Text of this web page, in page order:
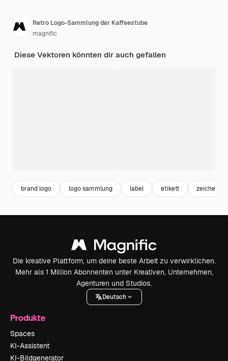
Retro Logo-Sammlung der Kaffeestube
magnific
Diese Vektoren könnten dir auch gefallen
brand logo logo sammlung label etikett zeichen
Die kreative Plattform, um deine beste Arbeit zu verwirklichen.
Mehr als 1 Million Abonnenten unter Kreativen, Unternehmen,
Agenturen und Studios.
Deutsch
Produkte
Spaces
KI-Assistent
KI-Bildgenerator